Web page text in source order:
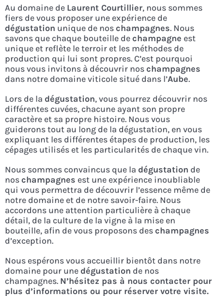
Au domaine de Laurent Courtillier, nous sommes
fiers de vous proposer une expérience de
dégustation unique de noschampagnes. Nous
savons que chaque bouteille dechampagne est
unique et reflète le terroir et les méthodes de
production qui lui sont propres. C’est pourquoi
nous vous invitons à découvrir noschampagnes
dans notre domaine viticole situé dans l’Aube.
Lors de la dégustation, vous pourrez découvrir nos
différentes cuvées, chacune ayant son propre
caractère et sa propre histoire. Nous vous
guiderons tout au long de la dégustation, en vous
expliquant les différentes étapes de production, les
cépages utilisés et les particularités de chaque vin.
Nous sommes convaincus que la dégustation de
noschampagnes est une expérience inoubliable
qui vous permettra de découvrir l’essence même de
notre domaine et de notre savoir-faire. Nous
accordons une attention particulière à chaque
détail, de la culture de la vigne à la mise en
bouteille, afin de vous proposons deschampagnes
d’exception.
Nous espérons vous accueillir bientôt dans notre
domaine pour une dégustation de nos
champagnes. N’hésitez pas à nous contacter pour
plus d’informations ou pour réserver votre visite.